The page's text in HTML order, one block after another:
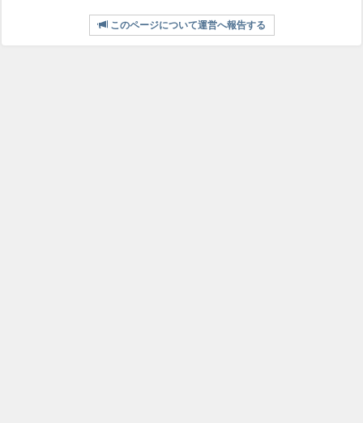
このページについて運営へ報告する